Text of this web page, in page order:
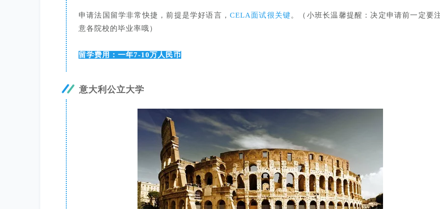
申请法国留学非常快捷，前提是学好语言， CELA面试很关键。（小班长温馨提醒：决定申请前一定要
意各院校的毕业率哦）
留学费用：一年7-10万人民币
意大利公立大学